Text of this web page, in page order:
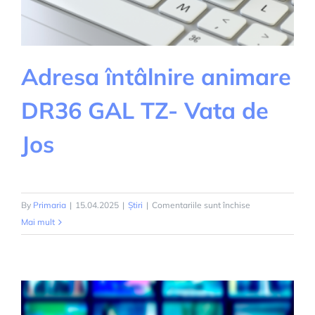
Adresa întâlnire animare
DR36 GAL TZ- Vata de
Jos
By Primaria | 15.04.2025 | Știri | Comentariile sunt închise
întâlnire
GAL
TZ-
Mai mult